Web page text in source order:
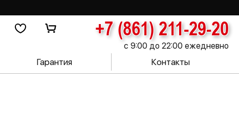
+7 (861) 211-29-20
с 9:00 до 22:00 ежедневно
Гарантия Контакты